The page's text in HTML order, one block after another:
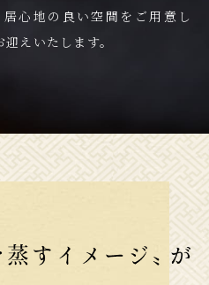
居心地の良い空間をご用意し
えいたします。